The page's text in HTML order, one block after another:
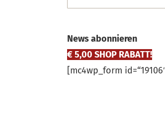
News abonnieren
€ 5,00 SHOP RABATT!
[mc4wp_form